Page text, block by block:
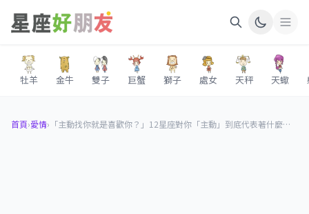
牡羊 金牛 雙子 巨蟹 獅子 處女 天秤 天蠍
首頁›愛情› 「主動找你就是喜歡你？」12星座對你「主動」到底代表著什麼意思呢？這個星座只是因為太無聊！